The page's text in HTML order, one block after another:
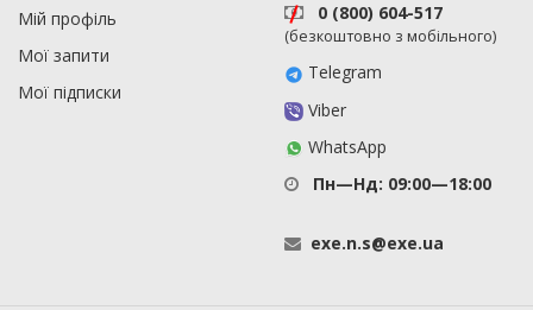
Мій профіль
Мої запити
Мої підписки
0 (800) 604-517
(безкоштовно з мобільного)
Telegram
Viber
WhatsApp
Пн—Нд: 09:00—18:00
exe.n.s@exe.ua